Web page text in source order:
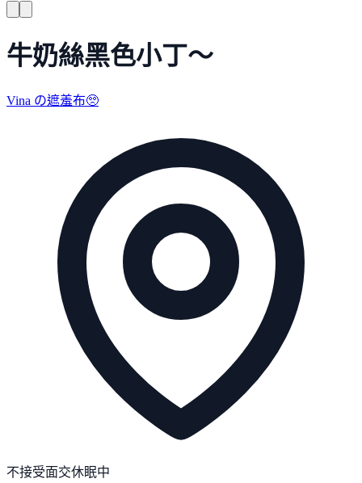
牛奶絲黑色小丁～
Vina の遮羞布🥺
不接受面交休眠中